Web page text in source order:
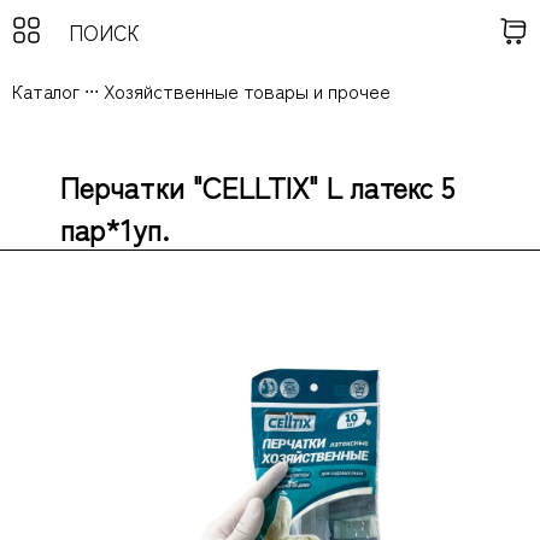
Каталог ... Хозяйственные товары и прочее
Перчатки "CELLTIX" L латекс 5
пар*1уп.